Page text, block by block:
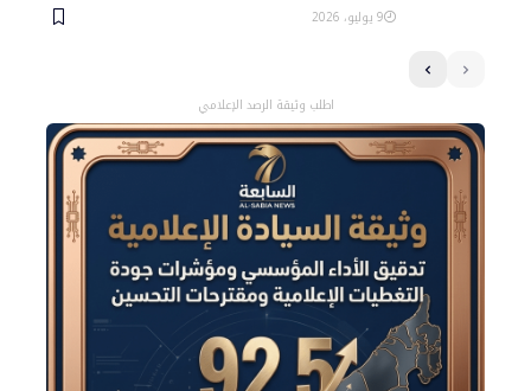
9 يوليو، 2026
اطلب وثيقة الرصد الإعلامي